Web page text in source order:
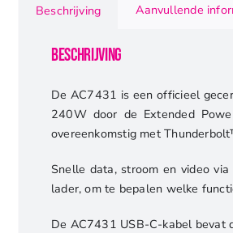
Beschrijving Aanvullende
Beschrijving
De AC7431 is een officieel
240W door de Extended
overeenkomstig met
Snelle data, stroom en video
lader, om te bepalen welke
De AC7431 USB-C-kabel bevat